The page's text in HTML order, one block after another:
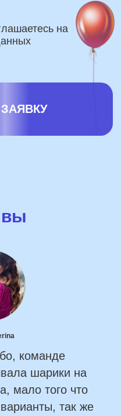
команде
шарики на
мало того что
так же